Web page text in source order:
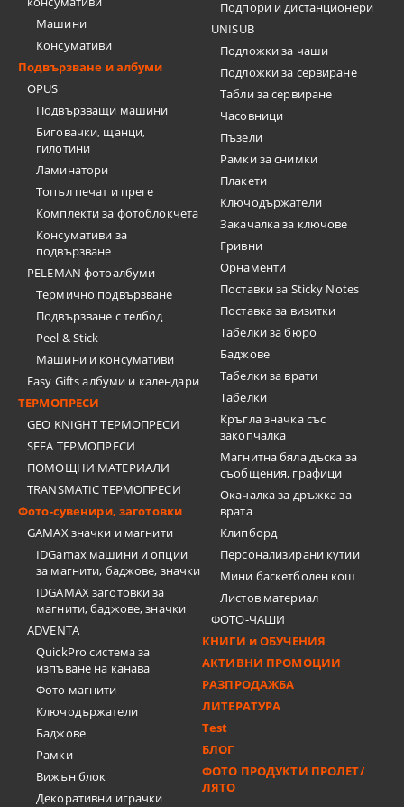
Машини
Консумативи
Подвързване и албуми
OPUS
Подвързващи машини
Биговачки, щанци,
гилотини
Ламинатори
Топъл печат и преге
Комплекти за фотоблокчета
Консумативи за
подвързване
PELEMAN фотоалбуми
Термично подвързване
Подвързване с телбод
Peel & Stick
Машини и консумативи
Easy Gifts албуми и календари
ТЕРМОПРЕСИ
GEO KNIGHT ТЕРМОПРЕСИ
SEFA ТЕРМОПРЕСИ
ПОМОЩНИ МАТЕРИАЛИ
TRANSMATIC ТЕРМОПРЕСИ
Фото-сувенири, заготовки
GAMAX значки и магнити
IDGamax машини и опции
за магнити, баджове, значки
IDGAMAX заготовки за
магнити, баджове, значки
ADVENTA
QuickPro система за
изпъване на канава
Фото магнити
Ключодържатели
Баджове
Рамки
Вижън блок
Декоративни играчки
Подпори и дистанционери
UNISUB
Подложки за чаши
Подложки за сервиране
Табли за сервиране
Часовници
Пъзели
Рамки за снимки
Плакети
Ключодържатели
Закачалка за ключове
Гривни
Орнаменти
Поставки за Sticky Notes
Поставка за визитки
Tабелки за бюро
Баджове
Табелки за врати
Табелки
Кръгла значка със
закопчалка
Магнитна бяла дъска за
съобщения, графици
Окачалка за дръжка за
врата
Клипборд
Персонализирани кутии
Мини баскетболен кош
Листов материал
ФОТО-ЧАШИ
КНИГИ и ОБУЧЕНИЯ
АКТИВНИ ПРОМОЦИИ
РАЗПРОДАЖБА
ЛИТЕРАТУРА
Test
БЛОГ
ФОТО ПРОДУКТИ ПРОЛЕТ/
ЛЯТО